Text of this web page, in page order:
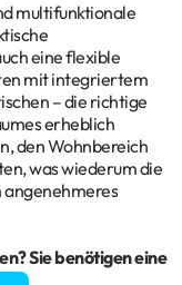
multifunktionale
eine flexible
mit integriertem
– die richtige
erheblich
den Wohnbereich
was wiederum die
angenehmeres
? Sie benötigen eine